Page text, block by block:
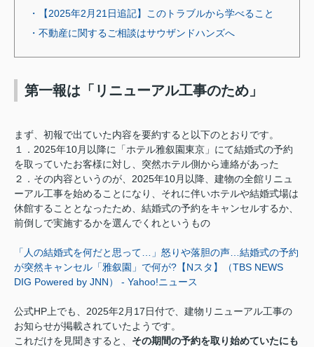
・【2025年2月21日追記】このトラブルから学べること
・不動産に関するご相談はサウザンドハンズへ
第一報は「リニューアル工事のため」
まず、初報で出ていた内容を要約すると以下のとおりです。
１．2025年10月以降に「ホテル雅叙園東京」にて結婚式の予約
を取っていたお客様に対し、突然ホテル側から連絡があった
２．その内容というのが、2025年10月以降、建物の全館リニュ
ーアル工事を始めることになり、それに伴いホテルや結婚式場は
休館することとなったため、結婚式の予約をキャンセルするか、
前倒しで実施するかを選んでくれというもの
「人の結婚式を何だと思って…」怒りや落胆の声…結婚式の予約
が突然キャンセル「雅叙園」で何が?【Nスタ】（TBS NEWS
DIG Powered by JNN） - Yahoo!ニュース
公式HP上でも、2025年2月17日付で、建物リニューアル工事の
お知らせが掲載されていたようです。
これだけを見聞きすると、 その期間の予約を取り始めていたにも